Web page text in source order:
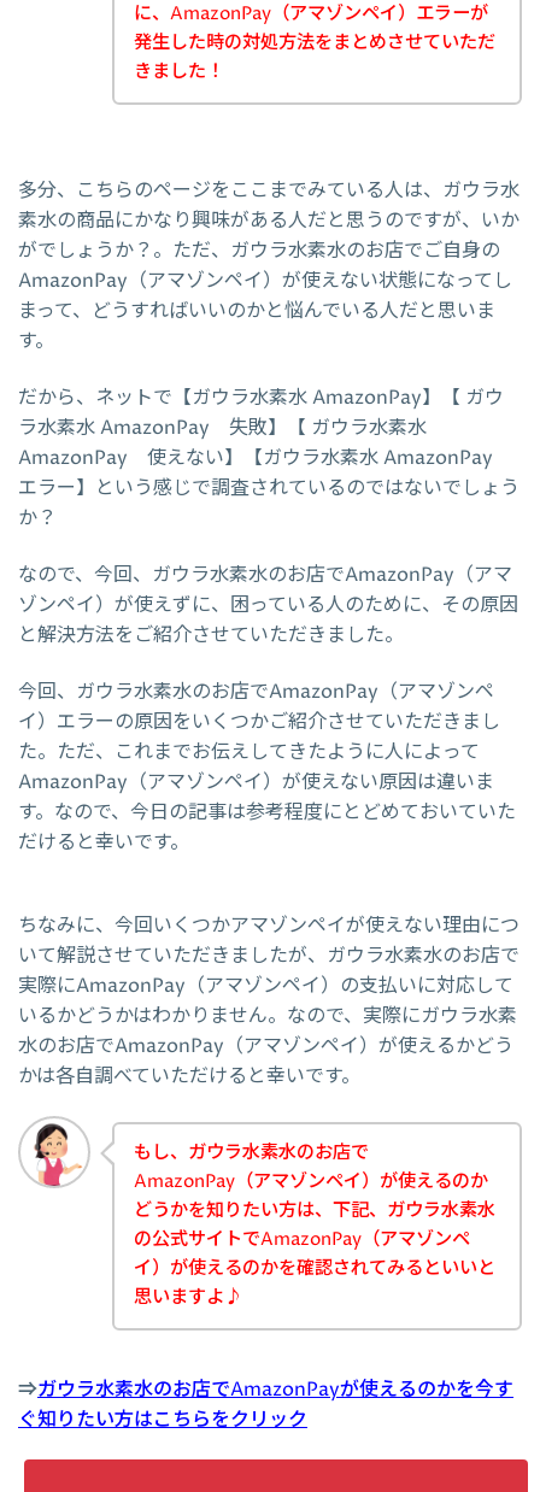
に、AmazonPay（アマゾンペイ）エラーが
発生した時の対処方法をまとめさせていただ
きました！
多分、こちらのページをここまでみている人は、ガウラ水
素水の商品にかなり興味がある人だと思うのですが、いか
がでしょうか？。ただ、ガウラ水素水のお店でご自身の
AmazonPay（アマゾンペイ）が使えない状態になってし
まって、どうすればいいのかと悩んでいる人だと思いま
す。
だから、ネットで【ガウラ水素水 AmazonPay】【 ガウ
ラ水素水 AmazonPay 失敗】【 ガウラ水素水
AmazonPay 使えない】【ガウラ水素水 AmazonPay
エラー】という感じで調査されているのではないでしょう
か？
なので、今回、ガウラ水素水のお店でAmazonPay（アマ
ゾンペイ）が使えずに、困っている人のために、その原因
と解決方法をご紹介させていただきました。
今回、ガウラ水素水のお店でAmazonPay（アマゾンペ
イ）エラーの原因をいくつかご紹介させていただきまし
た。ただ、これまでお伝えしてきたように人によって
AmazonPay（アマゾンペイ）が使えない原因は違いま
す。なので、今日の記事は参考程度にとどめておいていた
だけると幸いです。
ちなみに、今回いくつかアマゾンペイが使えない理由につ
いて解説させていただきましたが、ガウラ水素水のお店で
実際にAmazonPay（アマゾンペイ）の支払いに対応して
いるかどうかはわかりません。なので、実際にガウラ水素
水のお店でAmazonPay（アマゾンペイ）が使えるかどう
かは各自調べていただけると幸いです。
もし、ガウラ水素水のお店で
AmazonPay（アマゾンペイ）が使えるのか
どうかを知りたい方は、下記、ガウラ水素水
の公式サイトでAmazonPay（アマゾンペ
イ）が使えるのかを確認されてみるといいと
思いますよ♪
⇒ガウラ水素水のお店でAmazonPayが使えるのかを今す
ぐ知りたい方はこちらをクリック